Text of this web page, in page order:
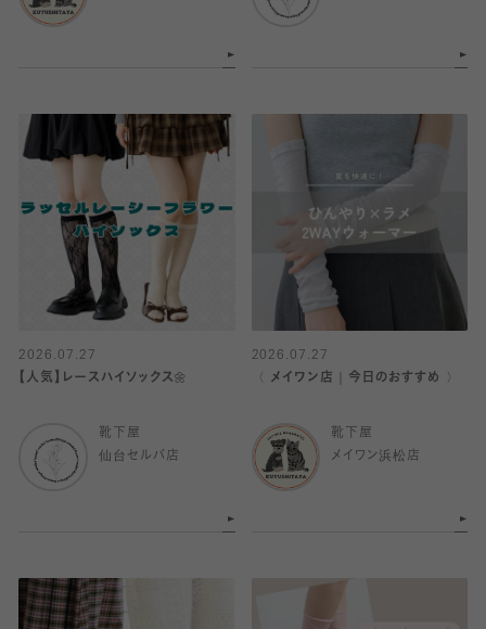
2026.07.27
【人気】レースハイソックス🌼
靴下屋
仙台セルバ店
2026.07.27
〈 メイワン店｜今日のおすすめ 〉
靴下屋
メイワン浜松店